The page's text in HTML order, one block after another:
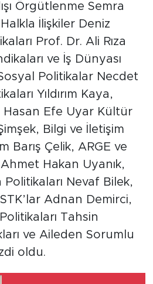
Örgütlenme Semra
İlişkiler Deniz
Prof. Dr. Ali Rıza
ve İş Dünyası
Politikalar Necdet
Yıldırım Kaya,
Hasan Efe Uyar Kültür
Bilgi ve İletişim
Barış Çelik, ARGE ve
Hakan Uyanık,
Politikaları Nevaf Bilek,
Adnan Demirci,
Tahsin
ve Aileden Sorumlu
oldu.